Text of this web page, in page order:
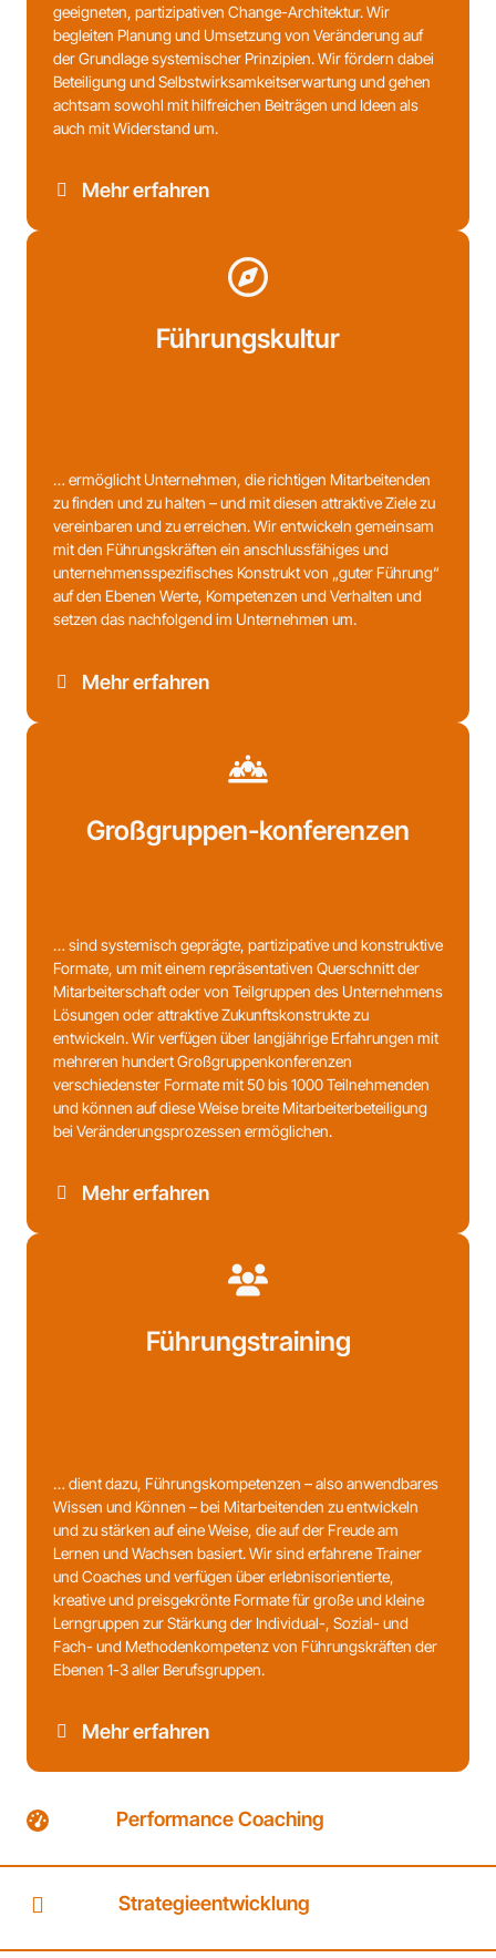
geeigneten, partizipativen Change-Architektur. Wir
begleiten Planung und Umsetzung von Veränderung auf
der Grundlage systemischer Prinzipien. Wir fördern dabei
Beteiligung und Selbstwirksamkeitserwartung und gehen
achtsam sowohl mit hilfreichen Beiträgen und Ideen als
auch mit Widerstand um.
Mehr erfahren
Führungskultur
… ermöglicht Unternehmen, die richtigen Mitarbeitenden
zu finden und zu halten – und mit diesen attraktive Ziele zu
vereinbaren und zu erreichen. Wir entwickeln gemeinsam
mit den Führungskräften ein anschlussfähiges und
unternehmensspezifisches Konstrukt von „guter Führung“
auf den Ebenen Werte, Kompetenzen und Verhalten und
setzen das nachfolgend im Unternehmen um.
Mehr erfahren
Großgruppen-konferenzen
… sind systemisch geprägte, partizipative und konstruktive
Formate, um mit einem repräsentativen Querschnitt der
Mitarbeiterschaft oder von Teilgruppen des Unternehmens
Lösungen oder attraktive Zukunftskonstrukte zu
entwickeln. Wir verfügen über langjährige Erfahrungen mit
mehreren hundert Großgruppenkonferenzen
verschiedenster Formate mit 50 bis 1000 Teilnehmenden
und können auf diese Weise breite Mitarbeiterbeteiligung
bei Veränderungsprozessen ermöglichen.
Mehr erfahren
Führungstraining
… dient dazu, Führungskompetenzen – also anwendbares
Wissen und Können – bei Mitarbeitenden zu entwickeln
und zu stärken auf eine Weise, die auf der Freude am
Lernen und Wachsen basiert. Wir sind erfahrene Trainer
und Coaches und verfügen über erlebnisorientierte,
kreative und preisgekrönte Formate für große und kleine
Lerngruppen zur Stärkung der Individual-, Sozial- und
Fach- und Methodenkompetenz von Führungskräften der
Ebenen 1-3 aller Berufsgruppen.
Mehr erfahren
Performance Coaching
Strategieentwicklung